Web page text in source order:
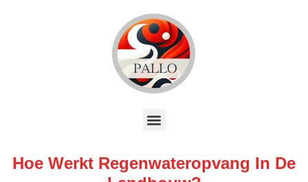
Hoe Werkt Regenwateropvang In De